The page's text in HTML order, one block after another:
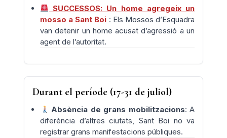
SUCCESSOS: Un home agregeix un
mosso a Sant Boi : Els Mossos d’Esquadra
van detenir un home acusat d’agressió a un
agent de l’autoritat.
Durant el període (17-31 de juliol)
Absència de grans mobilitzacions: A
diferència d’altres ciutats, Sant Boi no va
registrar grans manifestacions públiques.